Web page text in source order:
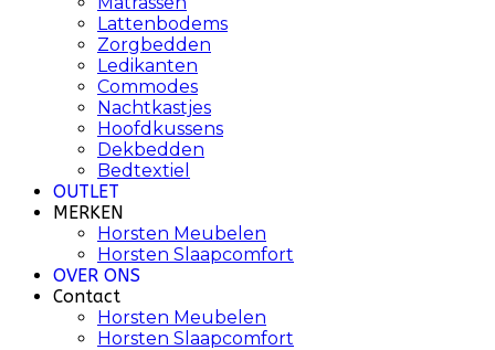
Lattenbodems
Zorgbedden
Ledikanten
Commodes
Nachtkastjes
Hoofdkussens
Dekbedden
Bedtextiel
OUTLET
MERKEN
Horsten Meubelen
Horsten Slaapcomfort
OVER ONS
Contact
Horsten Meubelen
Horsten Slaapcomfort